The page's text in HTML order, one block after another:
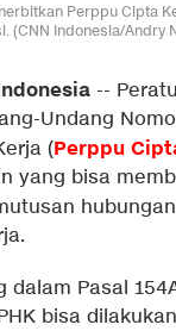
Perppu Cipta
(CNN Indonesia/Andry
--
Undang
(Perppu
yang bisa
dalam Pasal
bisa